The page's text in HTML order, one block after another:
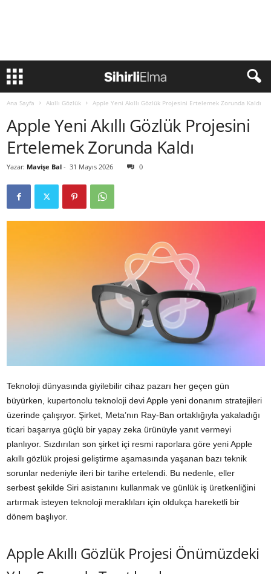
Ana Sayfa Akıllı Gözlük Apple Yeni Akıllı Gözlük Projesini Ertelemek Zorunda Kaldı
Apple Yeni Akıllı Gözlük Projesini
Ertelemek Zorunda Kaldı
Yazar: Mavişe Bal - 31 Mayıs 2026 0
Teknoloji dünyasında giyilebilir cihaz pazarı her geçen gün
büyürken, kupertonolu teknoloji devi Apple yeni donanım stratejileri
üzerinde çalışıyor. Şirket, Meta’nın Ray-Ban ortaklığıyla yakaladığı
ticari başarıya güçlü bir yapay zeka ürünüyle yanıt vermeyi
planlıyor. Sızdırılan son şirket içi resmi raporlara göre yeni Apple
akıllı gözlük projesi geliştirme aşamasında yaşanan bazı teknik
sorunlar nedeniyle ileri bir tarihe ertelendi. Bu nedenle, eller
serbest şekilde Siri asistanını kullanmak ve günlük iş üretkenliğini
artırmak isteyen teknoloji meraklıları için oldukça hareketli bir
dönem başlıyor.
Apple Akıllı Gözlük Projesi Önümüzdeki